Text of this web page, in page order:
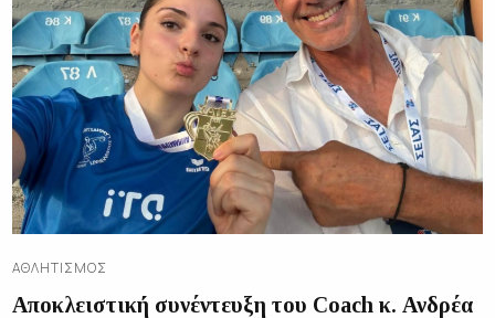
ΑΘΛΗΤΙΣΜΌΣ
Αποκλειστική συνέντευξη του Coach κ. Ανδρέα